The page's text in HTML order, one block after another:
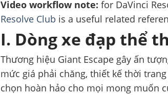
Video workflow note: for DaVinci
Resolve Club is a useful related
I. Dòng xe đạp thể
Thương hiệu Giant Escape gây ấn
mức giá phải chăng, thiết kế thời
chọn hoàn hảo cho mọi mong muốn